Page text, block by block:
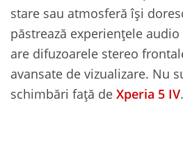
stare sau atmosferă își
păstrează experiențele
are difuzoarele stereo
avansate de vizualizare. Nu
schimbări față de Xperia 5 IV.